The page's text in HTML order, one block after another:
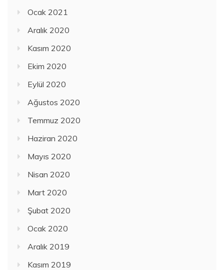
Ocak 2021
Aralık 2020
Kasım 2020
Ekim 2020
Eylül 2020
Ağustos 2020
Temmuz 2020
Haziran 2020
Mayıs 2020
Nisan 2020
Mart 2020
Şubat 2020
Ocak 2020
Aralık 2019
Kasım 2019